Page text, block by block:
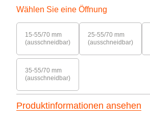
Wählen Sie eine Öffnung
15-55/70 mm
(ausschneidbar)
25-55/70 mm
(ausschneidbar)
35-55/70 mm
(ausschneidbar)
Produktinformationen ansehen